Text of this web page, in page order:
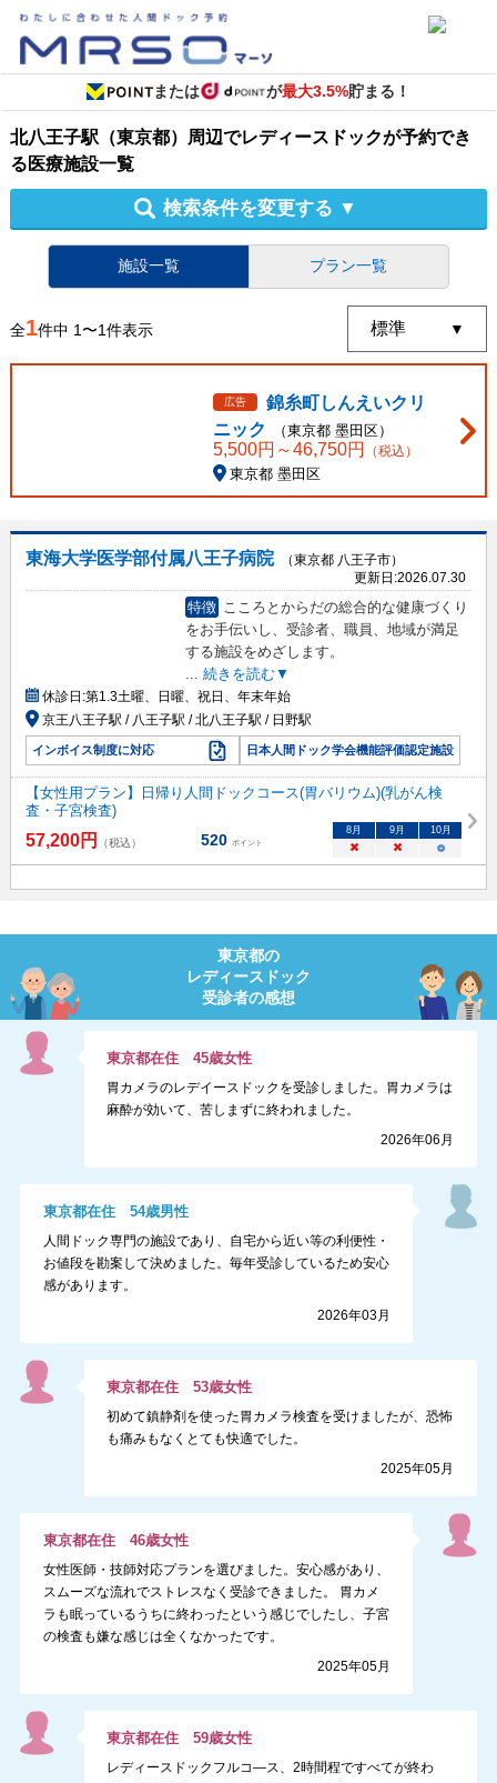
または が最大3.5%貯まる！
北八王子駅（東京都）周辺でレディースドックが予約でき
る医療施設一覧
検索条件を変更する ▼
施設一覧 プラン一覧
全1件中 1〜1件表示
広告
錦糸町しんえいクリ
ニック
（東京都 墨田区）
5,500円～46,750円 （税込）
東京都 墨田区
東海大学医学部付属八王子病院
（東京都 八王子市）
更新日:2026.07.30
特徴 こころとからだの総合的な健康づくり
をお手伝いし、受診者、職員、地域が満足
する施設をめざします。
... 続きを読む▼
休診日:第1.3土曜、日曜、祝日、年末年始
京王八王子駅 / 八王子駅 / 北八王子駅 / 日野駅
インボイス制度に対応 日本人間ドック学会機能評価認定施設
【女性用プラン】日帰り人間ドックコース(胃バリウム)(乳がん検
査・子宮検査)
57,200円 （税込） 520 ポイント
8月 9月 10月
× × ○
東京都の
レディースドック
受診者の感想
東京都在住45歳女性
胃カメラのレデイースドックを受診しました。胃カメラは
麻酔が効いて、苦しまずに終われました。
2026年06月
東京都在住 54歳男性
人間ドック専門の施設であり、自宅から近い等の利便性・
お値段を勘案して決めました。毎年受診しているため安心
感があります。
2026年03月
東京都在住53歳女性
初めて鎮静剤を使った胃カメラ検査を受けましたが、恐怖
も痛みもなくとても快適でした。
2025年05月
東京都在住 46歳女性
女性医師・技師対応プランを選びました。安心感があり、
スムーズな流れでストレスなく受診できました。 胃カメ
ラも眠っているうちに終わったという感じでしたし、子宮
の検査も嫌な感じは全くなかったです。
2025年05月
東京都在住59歳女性
レディースドックフルコ―ス、2時間程ですべてが終わ